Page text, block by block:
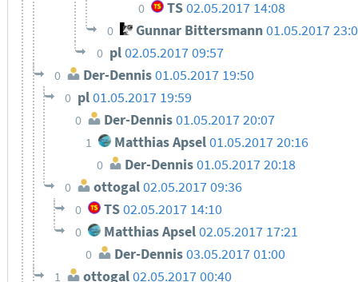
0 TS02.05.2017 14:08
0 Gunnar Bittersmann 01.05.2017
0 pl02.05.2017 09:57
0 Der-Dennis 01.05.2017 19:50
0 pl01.05.2017 19:59
0 Der-Dennis01.05.2017 20:07
1 Matthias Apsel01.05.2017 20:16
0 Der-Dennis01.05.2017 20:18
0 ottogal02.05.2017 09:36
0 TS02.05.2017 14:10
0 Matthias Apsel02.05.2017 17:21
0 Der-Dennis03.05.2017 01:00
1 ottogal 02.05.2017 00:40